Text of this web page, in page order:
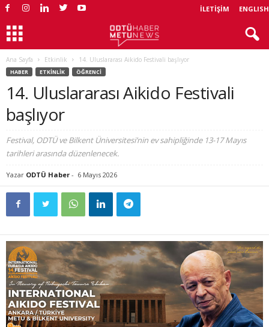
İLETIŞIM ENGLISH
Ana Sayfa Etkinlik 14. Uluslararası Aikido Festivali başlıyor
HABER ETKINLIK ÖĞRENCI
14. Uluslararası Aikido Festivali
başlıyor
Festival, ODTÜ ve Bilkent Üniversitesi’nin ev sahipliğinde 13-17 Mayıs
tarihleri arasında düzenlenecek.
Yazar ODTÜ Haber - 6 Mayıs 2026